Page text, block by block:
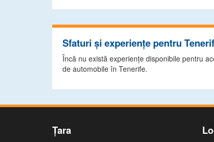
Sfaturi și experiențe pentru
Încă nu există experiențe disponibile pentru
de automobile în Tenerife.
Ţara